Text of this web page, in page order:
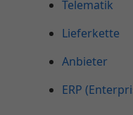
Telematik
Lieferkette
Anbieter
ERP